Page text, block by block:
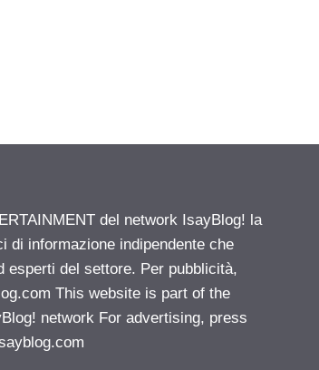
del network IsayBlog! la
di informazione indipendente che
esperti del settore. Per pubblicità,
This website is part of the
network For advertising, press